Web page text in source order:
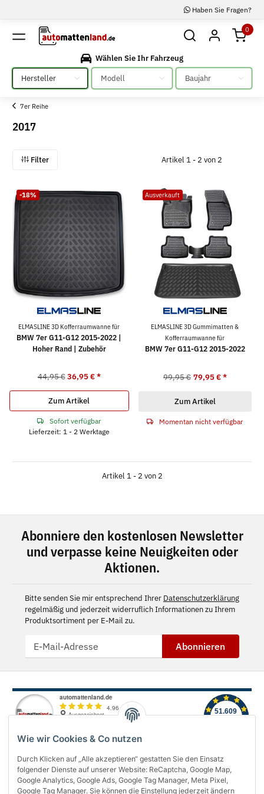
Wie wir Cookies & Co nutzen
Durch Klicken auf „Alle akzeptieren“ gestatten Sie den Einsatz
folgender Dienste auf unserer Website: ReCaptcha, Google Map,
Google Analytics, Google Ads, Google Tag Manager, Meta Pixel,
Google Tag Manager. Sie können die Einstellung jederzeit ändern
Haben Sie Fragen?
0
Wählen Sie Ihr Fahrzeug
Bitte auswählen
Bitte auswählen Bitte auswählen
7er Reihe
2017
Filter Artikel 1 - 2 von 2
-18%
ELMASLINE 3D Kofferraumwanne für
BMW 7er G11-G12 2015-2022 |
Hoher Rand | Zubehör
44,95 € 36,95 €*
Zum Artikel
Sofort verfügbar
Lieferzeit: 1 - 2 Werktage
Ausverkauft
ELMASLINE 3D Gummimatten &
Kofferraumwanne für
BMW 7er G11-G12 2015-2022
99,95 € 79,95 €*
Zum Artikel
Momentan nicht verfügbar
Artikel 1 - 2 von 2
Abonniere den kostenlosen Newsletter
und verpasse keine Neuigkeiten oder
Aktionen.
Bitte senden Sie mir entsprechend Ihrer Datenschutzerklärung
regelmäßig und jederzeit widerruflich Informationen zu Ihrem
Produktsortiment per E-Mail zu.
Abonnieren
Über uns